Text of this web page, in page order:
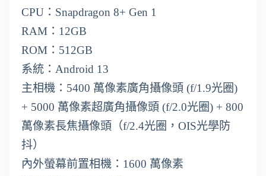
CPU：Snapdragon 8+ Gen 1
RAM：12GB
ROM：512GB
系統：Android 13
主相機：5400 萬像素廣角攝像頭 (f/1.9光圈)
+ 5000 萬像素超廣角攝像頭 (f/2.0光圈) + 800
萬像素長焦攝像頭（f/2.4光圈，OIS光學防
抖）
內外螢幕前置相機：1600 萬像素